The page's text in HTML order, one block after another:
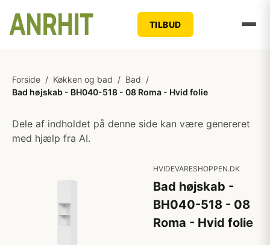
TILBUD
Forside / Køkken og bad / Bad /
Bad højskab - BH040-518 - 08 Roma - Hvid folie
Dele af indholdet på denne side kan være genereret
med hjælp fra AI.
HVIDEVARESHOPPEN.DK
Bad højskab -
BH040-518 - 08
Roma - Hvid folie